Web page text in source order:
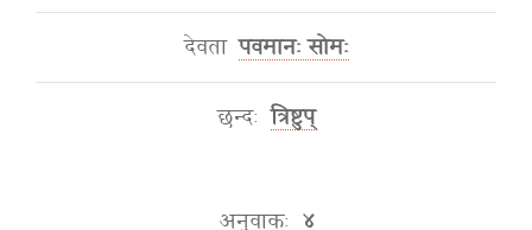
देवता पवमानः सोमः
छन्दः त्रिष्टुप्
अनुवाकः ४